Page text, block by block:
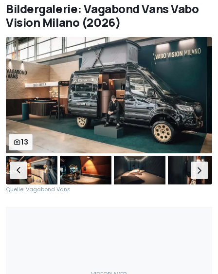
Bildergalerie: Vagabond Vans Vabo
Vision Milano (2026)
13
Quelle: Vagabond Vans